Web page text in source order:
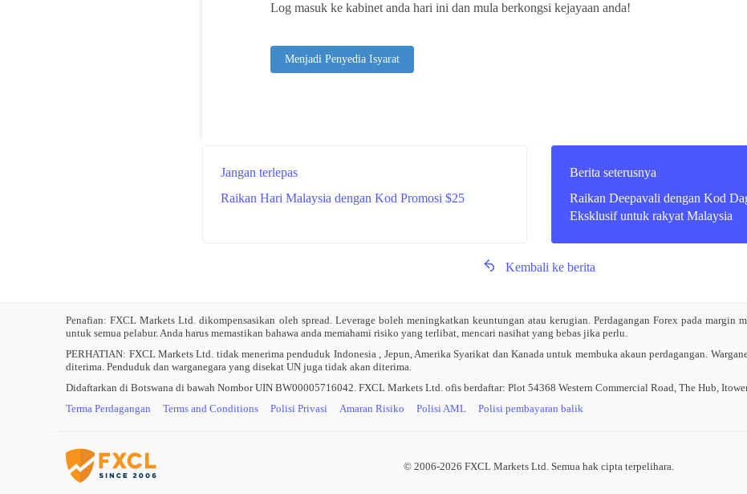
Log masuk ke kabinet anda hari ini dan mula berkongsi kejayaan anda!
Menjadi Penyedia Isyarat
Jangan terlepas
Raikan Hari Malaysia dengan Kod Promosi $25
Berita seterusnya
Raikan Deepavali dengan Kod
Eksklusif untuk rakyat Malaysia
Kembali ke berita
Penafian: FXCL Markets Ltd. dikompensasikan oleh spread. Leverage boleh meningkatkan keuntungan atau kerugian. Perdagangan Forex pada
untuk semua pelabur. Anda harus memastikan bahawa anda memahami risiko yang terlibat, mencari nasihat yang bebas jika perlu.
PERHATIAN: FXCL Markets Ltd. tidak menerima penduduk Indonesia , Jepun, Amerika Syarikat dan Kanada untuk membuka akaun perdagangan.
diterima. Penduduk dan warganegara yang disekat UN juga tidak akan diterima.
Didaftarkan di Botswana di bawah Nombor UIN BW00005716042. FXCL Markets Ltd. ofis berdaftar: Plot 54368 Western Commercial Road, The Hub,
Terma Perdagangan
Terms and Conditions Polisi Privasi Amaran Risiko Polisi AML Polisi pembayaran balik
© 2006-2026 FXCL Markets Ltd. Semua hak cipta terpelihara.